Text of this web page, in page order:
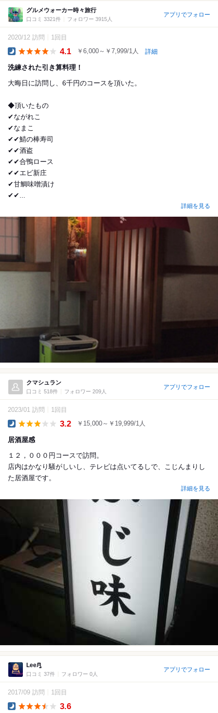
グルメウォーカー時々旅行
口コミ 3321件 フォロワー 3915人
アプリでフォロー
2020/12 訪問 1回目
4.1 ￥6,000～￥7,999/1人 詳細
洗練された引き算料理！
大晦日に訪問し、6千円のコースを頂いた。
◆頂いたもの
✔︎ながれこ
✔︎なまこ
✔︎✔︎鯖の棒寿司
✔︎✔︎酒盗
✔︎✔︎合鴨ロース
✔︎✔︎エビ新庄
✔︎甘鯛味噌漬け
✔︎✔...
詳細を見る
クマシュラン
口コミ 518件 フォロワー 209人
アプリでフォロー
2023/01 訪問 1回目
3.2 ￥15,000～￥19,999/1人
居酒屋感
１２，０００円コースで訪問。
店内はかなり騒がしいし、テレビは点いてるしで、こじんまりし
た居酒屋です。
詳細を見る
Leeᙏ̤̫
口コミ 37件 フォロワー 0人
アプリでフォロー
2017/09 訪問 1回目
3.6